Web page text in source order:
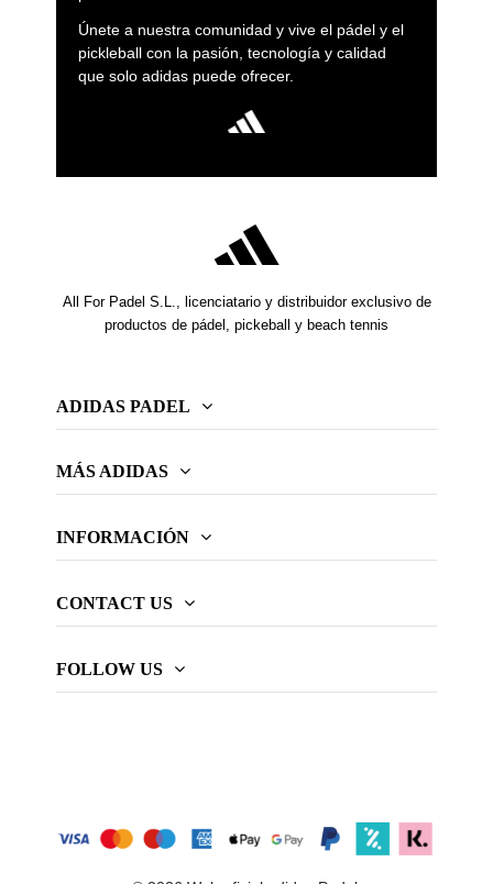
Únete a nuestra comunidad y vive el pádel y el
pickleball con la pasión, tecnología y calidad
que solo adidas puede ofrecer.
All For Padel S.L., licenciatario y distribuidor exclusivo de
productos de pádel, pickeball y beach tennis
ADIDAS PADEL
MÁS ADIDAS
INFORMACIÓN
CONTACT US
FOLLOW US